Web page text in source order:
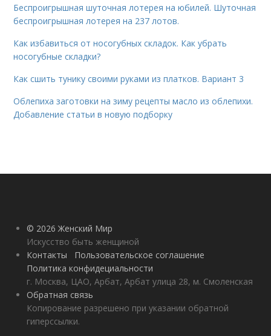
Беспроигрышная шуточная лотерея на юбилей. Шуточная
беспроигрышная лотерея на 237 лотов.
Как избавиться от носогубных складок. Как убрать
носогубные складки?
Как сшить тунику своими руками из платков. Вариант 3
Облепиха заготовки на зиму рецепты масло из облепихи.
Добавление статьи в новую подборку
© 2026 Женский Мир
Искусство быть женщиной
Контакты
Пользовательское соглашение
Политика конфидециальности
г. Москва, ЦАО, Арбат, Арбат улица 28, м. Смоленская
Обратная связь
Копирование разрешено при указании обратной
гиперссылки.